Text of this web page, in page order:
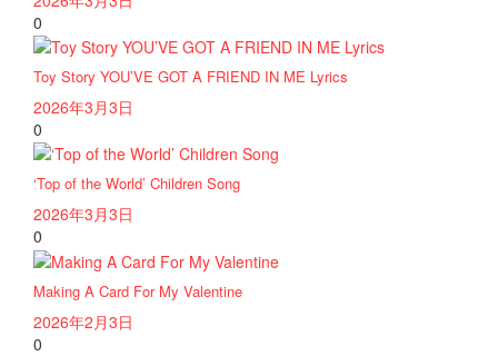
0
Toy Story YOU’VE GOT A FRIEND IN ME Lyrics
2026年3月3日
0
‘Top of the World’ Children Song
2026年3月3日
0
Making A Card For My Valentine
2026年2月3日
0